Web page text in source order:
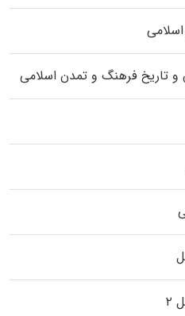
و تاریخ فرهنگ و تمدن اسلامی